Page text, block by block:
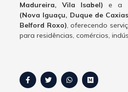
Madureira, Vila Isabel) e a
(Nova Iguaçu, Duque de
Belford Roxo), oferecendo
para residências, comércios,